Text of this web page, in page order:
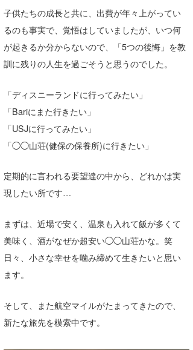
子供たちの成長と共に、出費が年々上がってい
るのも事実で、覚悟はしていましたが、いつ何
が起きるか分からないので、「5つの後悔」を教
訓に残りの人生を過ごそうと思うのでした。
「ディスニーランドに行ってみたい」
「Bariにまた行きたい」
「USJに行ってみたい」
「◯◯山荘(健保の保養所)に行きたい」
定期的に言われる要望達の中から、どれかは実
現したい所です…
まずは、近場で安く、温泉も入れて飯が多くて
美味く、酒がなぜか超安い◯◯山荘かな。笑
日々、小さな幸せを噛み締めて生きたいと思い
ます。
そして、また航空マイルがたまってきたので、
新たな旅先を模索中です。